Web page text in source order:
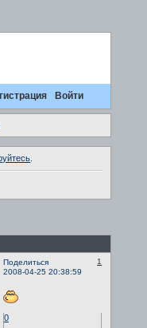
Войти
.
Поделиться
1
2008-04-25 20:38:59
0